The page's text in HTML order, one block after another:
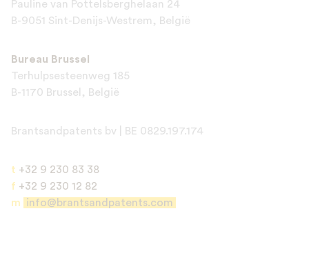
Pauline van Pottelsberghelaan 24
B-9051 Sint-Denijs-Westrem, België
Bureau Brussel
Terhulpsesteenweg 185
B-1170 Brussel, België
Brantsandpatents bv | BE 0829.197.174
t +32 9 230 83 38
f +32 9 230 12 82
m
info@brantsandpatents.com